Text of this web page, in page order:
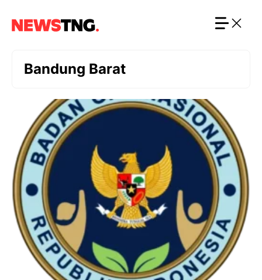
Bandung Barat